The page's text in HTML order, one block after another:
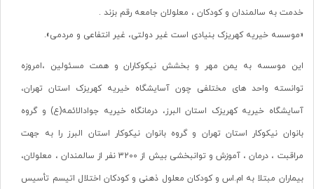
خدمت به سالمندان و کودکان ، معلولان جامعه رقم بزند .
«موسسه خیریه کهریزک بنیادی است غیر دولتی، غیر انتفاعی و مردمی».
این موسسه به یمن مهر و بخشش نیکوکاران و همت مسئولین ،امروزه
توانسته واحد های مختلفی چون آسایشگاه خیریه کهریزک استان تهران،
آسایشگاه خیریه کهریزک استان البرز، درمانگاه خیریه جوادالائمه(ع) و گروه
بانوان نیکوکار استان تهران و گروه بانوان نیکوکار استان البرز را به جهت
مراقبت ، درمان ، آموزش و توانبخشی بیش از 3200 نفر از سالمندان ، معلولان،
بیماران مبتلا به ام.اس و کودکان معلول ذهنی و کودکان اختلال اتیسم تأسیس